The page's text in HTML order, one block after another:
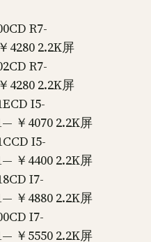
R7-
4280 2.2K屏
R7-
4280 2.2K屏
I5-
￥4070 2.2K屏
I5-
￥4400 2.2K屏
I7-
￥4880 2.2K屏
I7-
￥5550 2.2K屏